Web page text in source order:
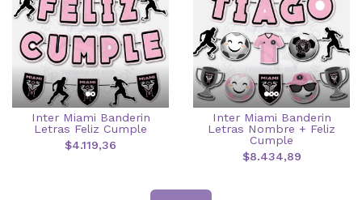
Inter Miami Banderin
Letras Feliz Cumple
$4.119,36
Inter Miami Banderin
Letras Nombre + Feliz
Cumple
$8.434,89